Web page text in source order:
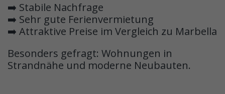
➡️ Stabile Nachfrage
➡️ Sehr gute Ferienvermietung
➡️ Attraktive Preise im Vergleich zu Marbella
Besonders gefragt: Wohnungen in
Strandnähe und moderne Neubauten.